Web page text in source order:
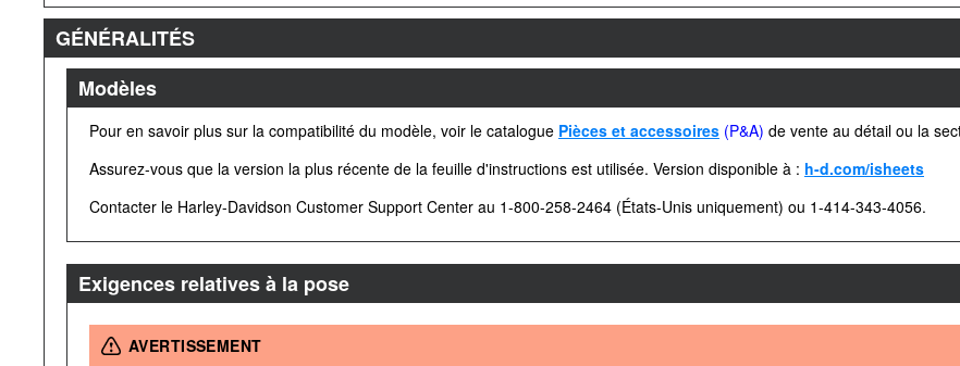
GÉNÉRALITÉS
Modèles
Pour en savoir plus sur la compatibilité du modèle, voir le catalogue Pièces et accessoires (P&A) de vente au détail ou la
Assurez-vous que la version la plus récente de la feuille d'instructions est utilisée. Version disponible à : h-d.com/isheets
Contacter le Harley-Davidson Customer Support Center au 1-800-258-2464 (États-Unis uniquement) ou 1-414-343-4056.
Exigences relatives à la pose
AVERTISSEMENT